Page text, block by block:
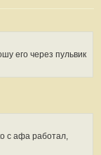
его через пульвик
с афа работал,